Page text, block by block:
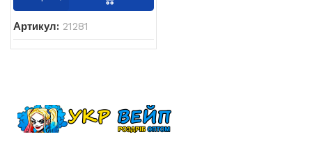
Артикул: 21281